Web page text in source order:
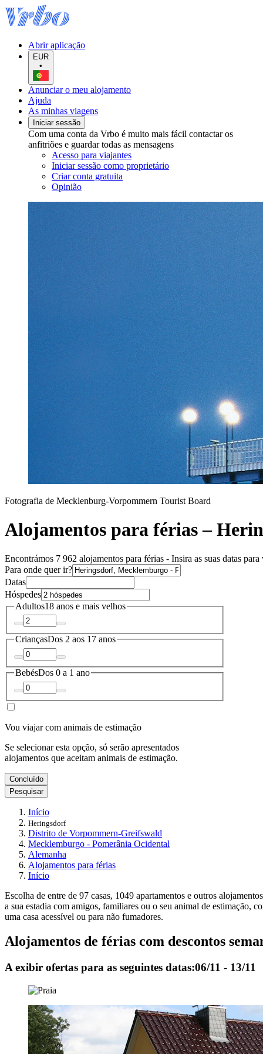
Abrir aplicação
EUR
•
Anunciar o meu alojamento
Ajuda
As minhas viagens
Iniciar sessão
Com uma conta da Vrbo é muito mais fácil contactar os
anfitriões e guardar todas as mensagens
Acesso para viajantes
Iniciar sessão como proprietário
Criar conta gratuita
Opinião
Fotografia de Mecklenburg-Vorpommern Tourist Board
Alojamentos para férias –
Encontrámos 7 962 alojamentos para férias - Insira as suas datas
Para onde quer ir?
Datas
Hóspedes
Adultos18 anos e mais velhos
CriançasDos 2 aos 17 anos
BebésDos 0 a 1 ano
Vou viajar com animais de estimação
Se selecionar esta opção, só serão apresentados
alojamentos que aceitam animais de estimação.
Concluído
Pesquisar
Início
Heringsdorf
Distrito de Vorpommern-Greifswald
Mecklemburgo - Pomerânia Ocidental
Alemanha
Alojamentos para férias
Início
Escolha de entre de 97 casas, 1049 apartamentos e outros
a sua estadia com amigos, familiares ou o seu animal de estimação,
uma casa acessível ou para não fumadores.
Alojamentos de férias com descontos
A exibir ofertas para as seguintes datas:06/11 - 13/11